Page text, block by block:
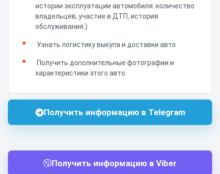
истории эксплуатации автомобиля: количество
владельцев, участие в ДТП, история
обслуживания.)
Узнать логистику выкупа и доставки авто
Получить дополнительные фотографии и
характеристики этого авто
Получить информацию в Telegram
Получить информацию в Viber